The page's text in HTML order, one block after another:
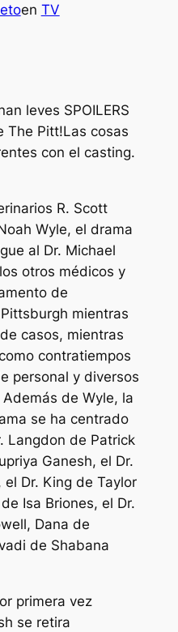
en TV
leves SPOILERS
The Pitt!Las cosas
con el casting.
R. Scott
Wyle, el drama
al Dr. Michael
otros médicos y
de
mientras
casos, mientras
contratiempos
personal y diversos
de Wyle, la
se ha centrado
Langdon de Patrick
Ganesh, el Dr.
el Dr. King de Taylor
Isa Briones, el Dr.
Dana de
de Shabana
primera vez
se retira